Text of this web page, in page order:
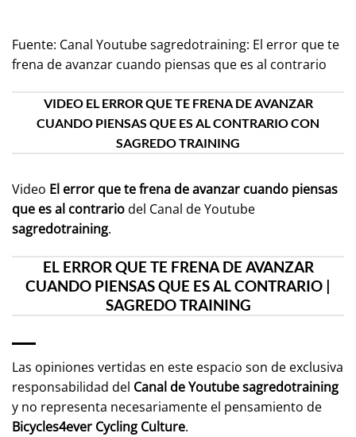
Fuente: Canal Youtube sagredotraining: El error que te
frena de avanzar cuando piensas que es al contrario
VIDEO EL ERROR QUE TE FRENA DE AVANZAR
CUANDO PIENSAS QUE ES AL CONTRARIO CON
SAGREDO TRAINING
Video El error que te frena de avanzar cuando piensas
que es al contrariodel Canal de Youtube
sagredotraining.
EL ERROR QUE TE FRENA DE AVANZAR
CUANDO PIENSAS QUE ES AL CONTRARIO |
SAGREDO TRAINING
Las opiniones vertidas en este espacio son de exclusiva
responsabilidad del Canal de Youtubesagredotraining
y no representa necesariamente el pensamiento de
Bicycles4ever Cycling Culture.